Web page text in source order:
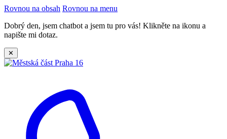
Rovnou na obsah Rovnou na menu
Dobrý den, jsem chatbot a jsem tu pro vás! Klikněte na ikonu a
napište mi dotaz.
✕